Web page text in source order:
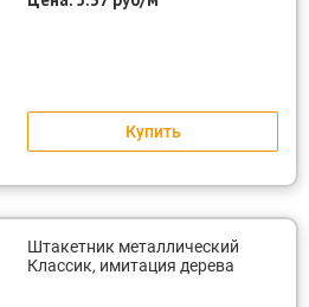
Купить
Штакетник металлический
Классик, имитация дерева